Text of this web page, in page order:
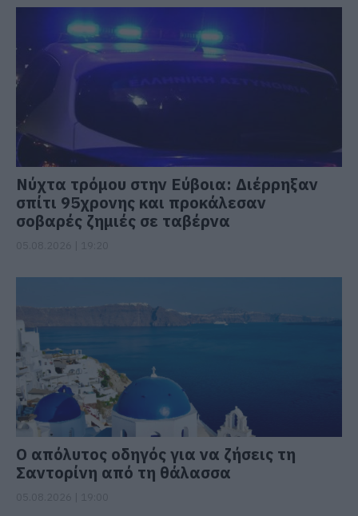
Νύχτα τρόμου στην Εύβοια: Διέρρηξαν
σπίτι 95χρονης και προκάλεσαν
σοβαρές ζημιές σε ταβέρνα
Ο απόλυτος οδηγός για να ζήσεις τη
Σαντορίνη από τη θάλασσα